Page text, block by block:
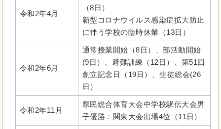
令和2年4月
（8日）
新型コロナウイルス感染症拡大防止
に伴う学校の臨時休業（13日）
令和2年6月
通常授業開始（8日）、部活動開始
(9日）、避難訓練（12日）、第51回
創立記念日（19日）、生徒総会(26
日）
令和2年11月
県民総合体育大会中学校駅伝大会男
子優勝：関東大会出場4位（11日）